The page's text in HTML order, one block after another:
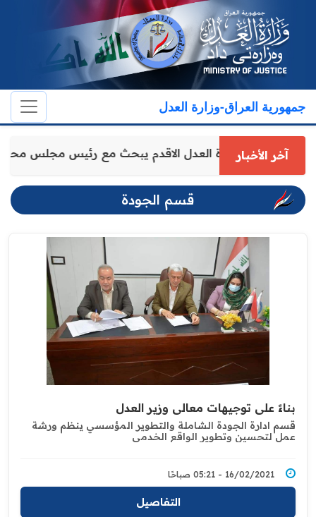
جمهورية العراق-وزارة العدل
آخر الأخباروكيل وزارة العدل الاقدم يبحث مع رئيس مجلس
قسم الجودة
بناءً على توجيهات معالي وزير العدل
قسم ادارة الجودة الشاملة والتطوير المؤسسي ينظم ‏ورشة
عمل لتحسين وتطوير الواقع الخدمي
16/02/2021 - 05:21 صباحًا
التفاصيل